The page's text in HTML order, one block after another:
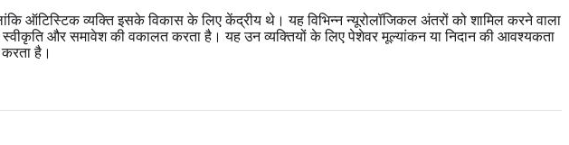
ऑटिस्टिक व्यक्ति इसके विकास के लिए केंद्रीय थे। यह विभिन्न न्यूरोलॉजिकल अंतरों को शामिल करने वाला
और समावेश की वकालत करता है। यह उन व्यक्तियों के लिए पेशेवर मूल्यांकन या निदान की आवश्यकता
है।